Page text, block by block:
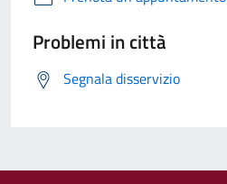
Problemi in città
Segnala disservizio